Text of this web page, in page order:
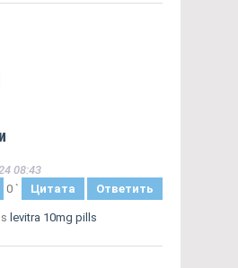
08:43
0 ` Цитата Ответить
levitra 10mg pills